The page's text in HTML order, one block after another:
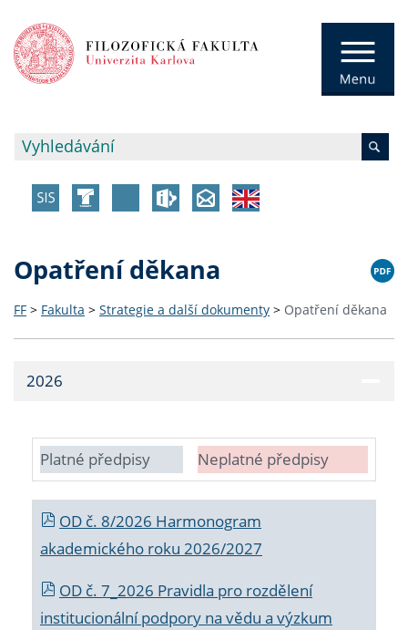
Opatření děkana
FF > Fakulta > Strategie a další dokumenty > Opatření děkana
2026
Platné předpisy Neplatné předpisy
OD č. 8/2026 Harmonogram
akademického roku 2026/2027
OD č. 7_2026 Pravidla pro rozdělení
institucionální podpory na vědu a výzkum